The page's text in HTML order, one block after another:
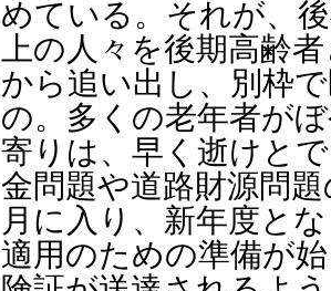
めている。それが、
上の人々を後期高齢
から追い出し、別枠
の。多くの老年者が
寄りは、早く逝けと
金問題や道路財源問
月に入り、新年度と
適用のための準備が